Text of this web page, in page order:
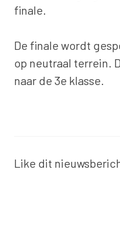
finale.
De finale wordt
op neutraal terrein.
naar de 3e klasse.
Like dit